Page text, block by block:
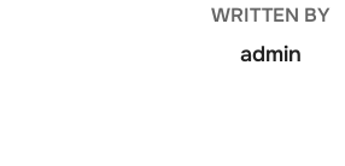
WRITTEN BY
admin